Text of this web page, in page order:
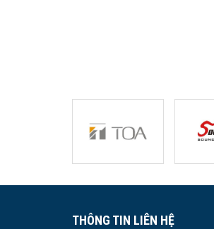
THÔNG TIN LIÊN HỆ